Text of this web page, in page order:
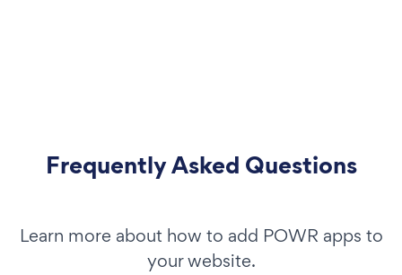
Frequently Asked Questions
Learn more about how to add POWR apps to
your website.